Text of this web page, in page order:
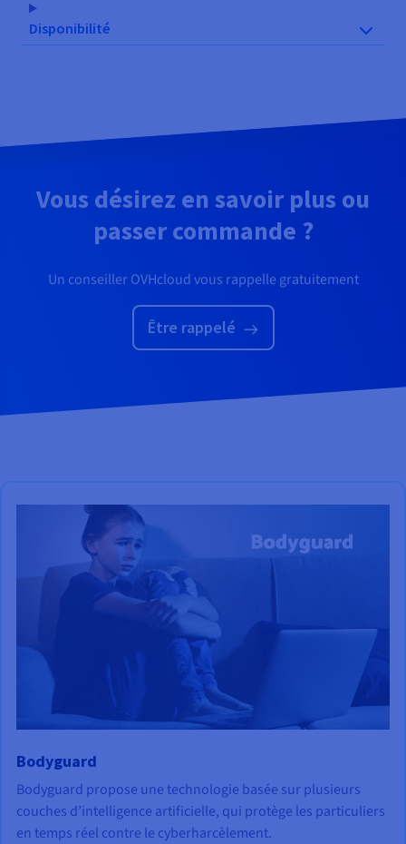
Disponibilité
Vous désirez en savoir plus ou
passer commande ?
Un conseiller OVHcloud vous rappelle gratuitement
Être rappelé
Bodyguard
Bodyguard propose une technologie basée sur plusieurs
couches d’intelligence artificielle, qui protège les particuliers
en temps réel contre le cyberharcèlement.